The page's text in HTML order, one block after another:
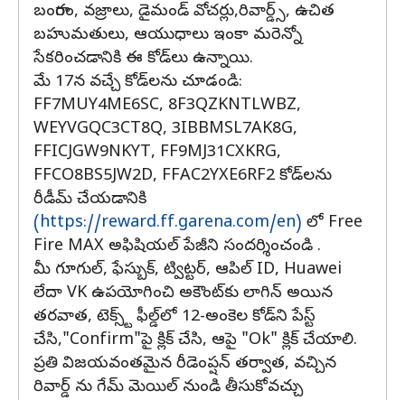
బంగారం, వజ్రాలు, డైమండ్ వోచర్లు,రివార్డ్స్, ఉచిత
బహుమతులు, ఆయుధాలు ఇంకా మరెన్నో
సేకరించడానికి ఈ కోడ్‌లు ఉన్నాయి.
మే 17న వచ్చే కోడ్‌లను చూడండి:
FF7MUY4ME6SC, 8F3QZKNTLWBZ,
WEYVGQC3CT8Q, 3IBBMSL7AK8G,
FFICJGW9NKYT, FF9MJ31CXKRG,
FFCO8BS5JW2D, FFAC2YXE6RF2 కోడ్‌లను
రీడీమ్ చేయడానికి
(https://reward.ff.garena.com/en) లో Free
Fire MAX అఫిషియల్ పేజీని సందర్శించండి .
మీ గూగుల్, ఫేస్బుక్, ట్విట్టర్, ఆపిల్ ID, Huawei
లేదా VK ఉపయోగించి అకౌంట్‌కు లాగిన్ అయిన
తరవాత, టెక్స్ట్ ఫీల్డ్‌లో 12-అంకెల కోడ్‌ని పేస్ట్
చేసి,"Confirm"పై క్లిక్ చేసి, ఆపై "Ok" క్లిక్ చేయాలి.
ప్రతి విజయవంతమైన రీడెంప్షన్ తర్వాత, వచ్చిన
రివార్డ్ ను గేమ్ మెయిల్ నుండి తీసుకోవచ్చు